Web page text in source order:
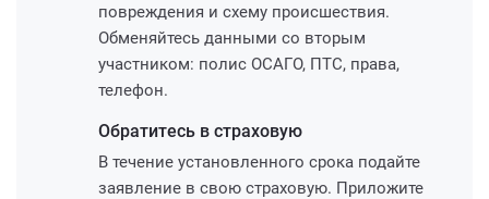
повреждения и схему происшествия.
Обменяйтесь данными со вторым
участником: полис ОСАГО, ПТС, права,
телефон.
Обратитесь в страховую
В течение установленного срока подайте
заявление в свою страховую. Приложите